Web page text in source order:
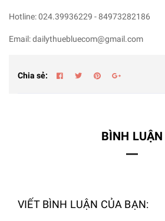
Hotline: 024.39936229 - 84973282186
Email: dailythuebluecom@gmail.com
Chia sẻ:
BÌNH LUẬN
VIẾT BÌNH LUẬN CỦA BẠN: